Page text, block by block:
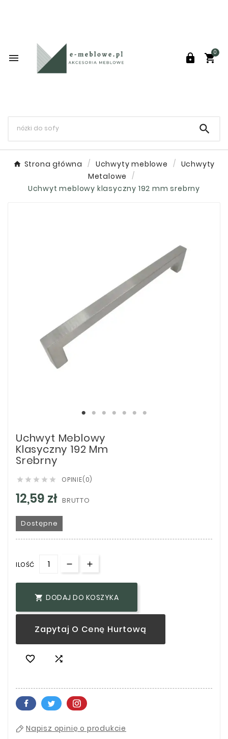
  
0

Strona główna Uchwyty meblowe
Uchwyty
Metalowe
Uchwyt meblowy klasyczny 192 mm srebrny
Uchwyt Meblowy
Klasyczny 192 Mm
Srebrny
     OPINIE(0)
12,59 zł BRUTTO
Dostępne
ILOŚĆ
 DODAJ DO KOSZYKA
Zapytaj O Cenę Hurtową
 
Napisz opinię o produkcie